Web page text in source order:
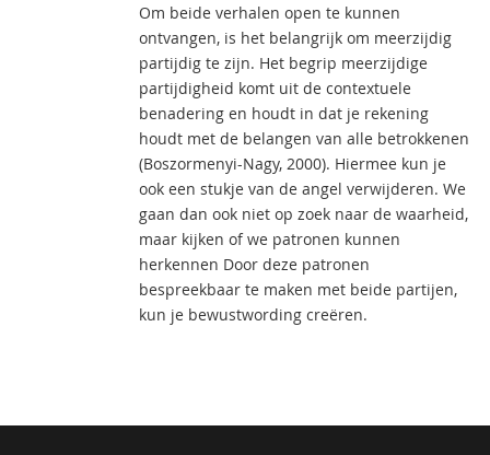
Om beide verhalen open te kunnen
ontvangen, is het belangrijk om meerzijdig
partijdig te zijn. Het begrip meerzijdige
partijdigheid komt uit de contextuele
benadering en houdt in dat je rekening
houdt met de belangen van alle betrokkenen
(Boszormenyi-Nagy, 2000). Hiermee kun je
ook een stukje van de angel verwijderen. We
gaan dan ook niet op zoek naar de waarheid,
maar kijken of we patronen kunnen
herkennen Door deze patronen
bespreekbaar te maken met beide partijen,
kun je bewustwording creëren.